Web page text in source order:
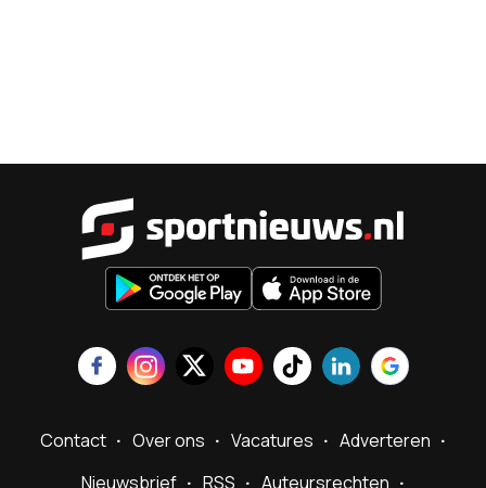
Contact Over ons Vacatures
Adverteren
Nieuwsbrief
RSS Auteursrechten